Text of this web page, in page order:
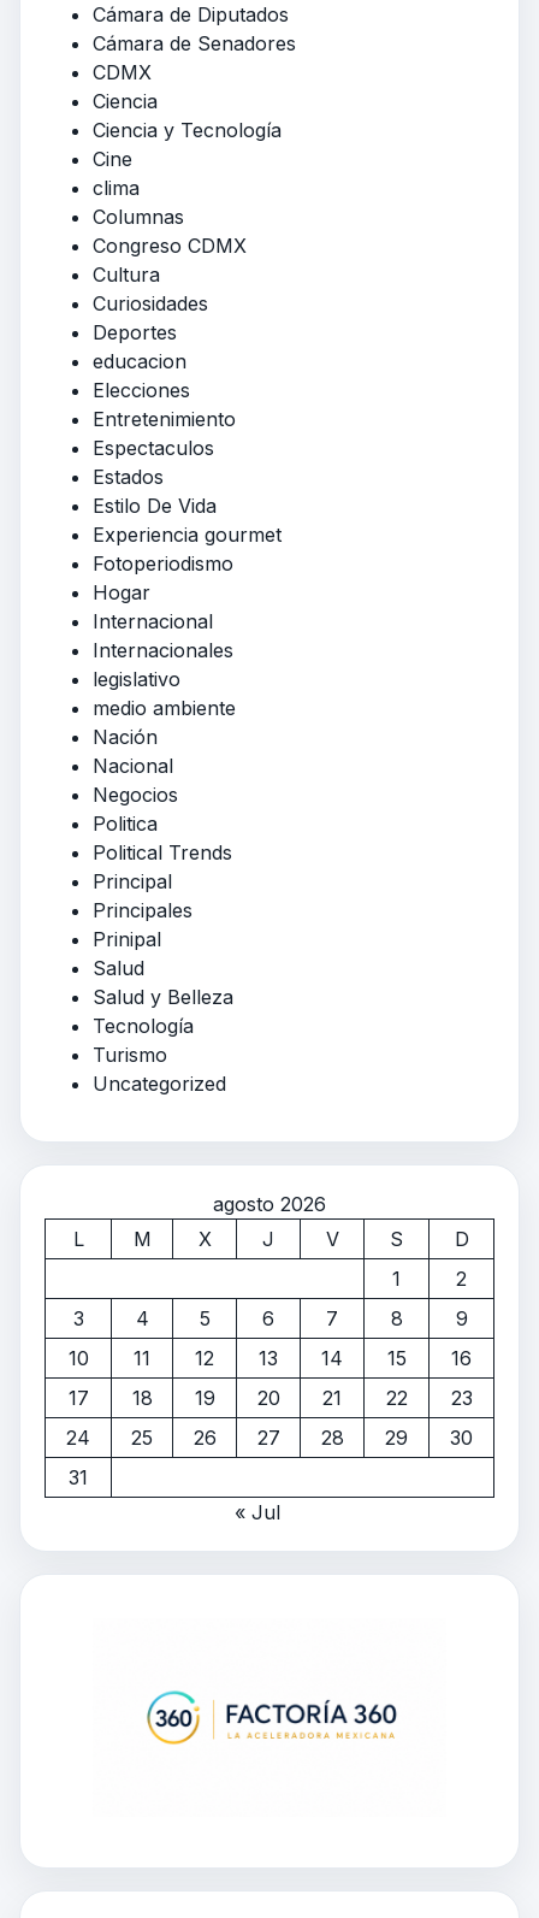
Cámara de Diputados
Cámara de Senadores
CDMX
Ciencia
Ciencia y Tecnología
Cine
clima
Columnas
Congreso CDMX
Cultura
Curiosidades
Deportes
educacion
Elecciones
Entretenimiento
Espectaculos
Estados
Estilo De Vida
Experiencia gourmet
Fotoperiodismo
Hogar
Internacional
Internacionales
legislativo
medio ambiente
Nación
Nacional
Negocios
Politica
Political Trends
Principal
Principales
Prinipal
Salud
Salud y Belleza
Tecnología
Turismo
Uncategorized
agosto 2026
L
M X J V S
D
1
2
3
4 5 6 7 8
9
10
11 12 13 14 15
16
17
18 19 20 21 22
23
24
25 26 27 28 29
30
31
« Jul